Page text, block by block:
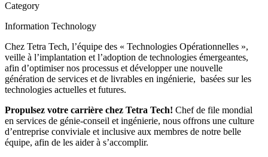
Category
Information Technology
Chez Tetra Tech, l’équipe des « Technologies Opérationnelles »,
veille à l’implantation et l’adoption de technologies émergeantes,
afin d’optimiser nos processus et développer une nouvelle
génération de services et de livrables en ingénierie, basées sur les
technologies actuelles et futures.
Propulsez votre carrière chez Tetra Tech! Chef de file mondial
en services de génie-conseil et ingénierie, nous offrons une culture
d’entreprise conviviale et inclusive aux membres de notre belle
équipe, afin de les aider à s’accomplir.